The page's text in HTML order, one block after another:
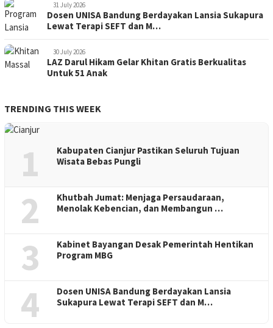
31 July 2026
Dosen UNISA Bandung Berdayakan Lansia Sukapura
Lewat Terapi SEFT dan M…
30 July 2026
LAZ Darul Hikam Gelar Khitan Gratis Berkualitas
Untuk 51 Anak
TRENDING THIS WEEK
1
Kabupaten Cianjur Pastikan Seluruh Tujuan
Wisata Bebas Pungli
2
Khutbah Jumat: Menjaga Persaudaraan,
Menolak Kebencian, dan Membangun …
3
Kabinet Bayangan Desak Pemerintah Hentikan
Program MBG
4
Dosen UNISA Bandung Berdayakan Lansia
Sukapura Lewat Terapi SEFT dan M…